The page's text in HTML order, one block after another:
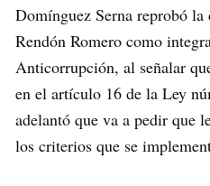
Domínguez Serna reprobó
Rendón Romero como
Anticorrupción, al señalar
en el artículo 16 de la Ley
adelantó que va a pedir que
los criterios que se